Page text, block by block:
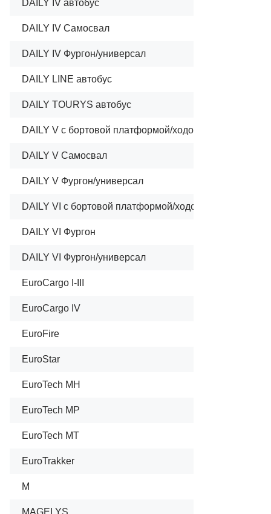
DAILY IV автобус
DAILY IV Самосвал
DAILY IV Фургон/универсал
DAILY LINE автобус
DAILY TOURYS автобус
DAILY V c бортовой платформой/ходовая часть
DAILY V Самосвал
DAILY V Фургон/универсал
DAILY VI c бортовой платформой/ходовая часть
DAILY VI Фургон
DAILY VI Фургон/универсал
EuroCargo I-III
EuroCargo IV
EuroFire
EuroStar
EuroTech MH
EuroTech MP
EuroTech MT
EuroTrakker
M
MAGELYS